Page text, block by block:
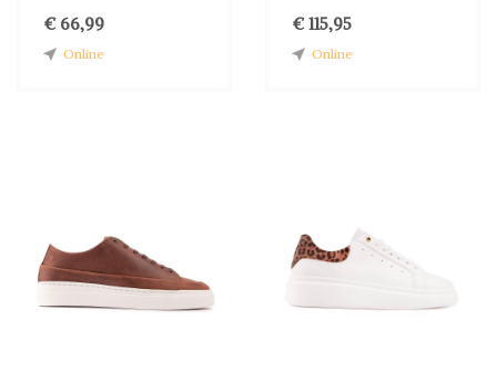
€ 66,99
Online
€ 115,95
Online